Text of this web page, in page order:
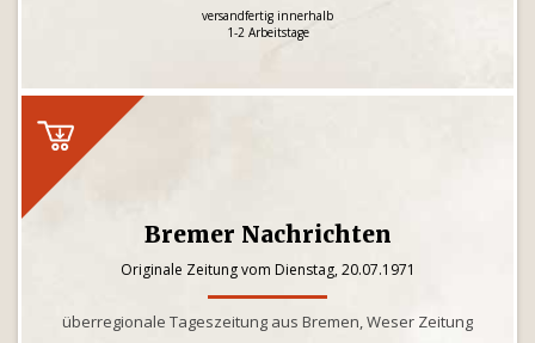
versandfertig innerhalb
1-2 Arbeitstage
Bremer Nachrichten
Originale Zeitung vom Dienstag, 20.07.1971
überregionale Tageszeitung aus Bremen, Weser Zeitung